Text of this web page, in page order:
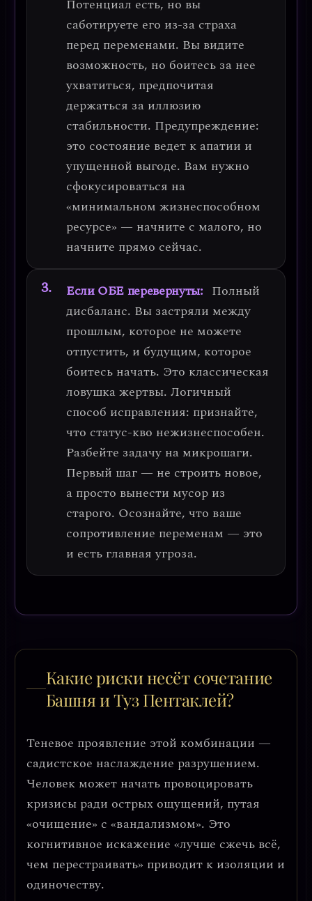
Потенциал есть, но вы
саботируете его из-за страха
перед переменами. Вы видите
возможность, но боитесь за нее
ухватиться, предпочитая
держаться за иллюзию
стабильности. Предупреждение:
это состояние ведет к апатии и
упущенной выгоде. Вам нужно
сфокусироваться на
«минимальном жизнеспособном
ресурсе» — начните с малого, но
начните прямо сейчас.
Если ОБЕ перевернуты: Полный
дисбаланс. Вы застряли между
прошлым, которое не можете
отпустить, и будущим, которое
боитесь начать. Это классическая
ловушка жертвы. Логичный
способ исправления: признайте,
что статус-кво нежизнеспособен.
Разбейте задачу на микрошаги.
Первый шаг — не строить новое,
а просто вынести мусор из
старого. Осознайте, что ваше
сопротивление переменам — это
и есть главная угроза.
Какие риски несёт сочетание
Башня и Туз Пентаклей?
Теневое проявление этой комбинации —
садистское наслаждение разрушением.
Человек может начать провоцировать
кризисы ради острых ощущений, путая
«очищение» с «вандализмом». Это
когнитивное искажение «лучше сжечь всё,
чем перестраивать» приводит к изоляции и
одиночеству.